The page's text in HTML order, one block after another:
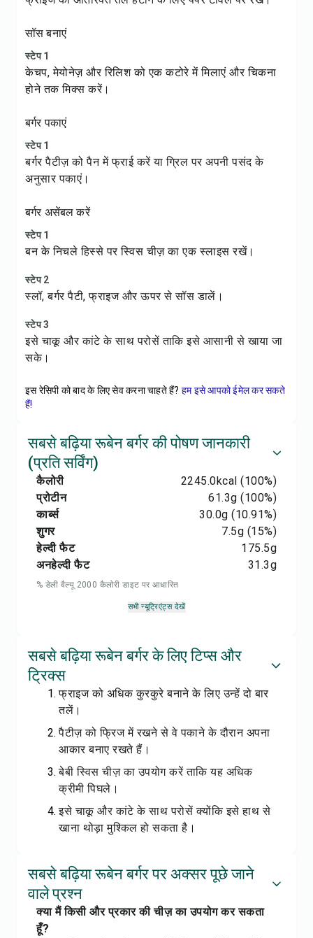
सॉस बनाएं
स्टेप 1
केचप, मेयोनेज़ और रिलिश को एक कटोरे में मिलाएं और चिकना
होने तक मिक्स करें।
बर्गर पकाएं
स्टेप 1
बर्गर पैटीज़ को पैन में फ्राई करें या ग्रिल पर अपनी पसंद के
अनुसार पकाएं।
बर्गर असेंबल करें
स्टेप 1
बन के निचले हिस्से पर स्विस चीज़ का एक स्लाइस रखें।
स्टेप 2
स्लॉ, बर्गर पैटी, फ्राइज और ऊपर से सॉस डालें।
स्टेप 3
इसे चाकू और कांटे के साथ परोसें ताकि इसे आसानी से खाया जा
सके।
इस रेसिपी को बाद के लिए सेव करना चाहते हैं? हम इसे आपको ईमेल कर सकते
हैं!
सबसे बढ़िया रूबेन बर्गर की पोषण जानकारी
(प्रति सर्विंग)
कैलोरी 2245.0kcal (100%)
प्रोटीन
61.3g (100%)
कार्ब्स
30.0g (10.91%)
शुगर
7.5g (15%)
हेल्दी फैट
175.5g
अनहेल्दी फैट
31.3g
% डेली वैल्यू 2000 कैलोरी डाइट पर आधारित
सभी न्यूट्रिएंट्स देखें
सबसे बढ़िया रूबेन बर्गर के लिए टिप्स और
ट्रिक्स
फ्राइज को अधिक कुरकुरे बनाने के लिए उन्हें दो बार
तलें।
पैटीज़ को फ्रिज में रखने से वे पकाने के दौरान अपना
आकार बनाए रखते हैं।
बेबी स्विस चीज़ का उपयोग करें ताकि यह अधिक
क्रीमी पिघले।
इसे चाकू और कांटे के साथ परोसें क्योंकि इसे हाथ से
खाना थोड़ा मुश्किल हो सकता है।
सबसे बढ़िया रूबेन बर्गर पर अक्सर पूछे जाने
वाले प्रश्न
क्या मैं किसी और प्रकार की चीज़ का उपयोग कर सकता
हूँ?